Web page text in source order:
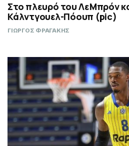
Στο πλευρό του ΛεΜπρόν
Κάλντγουελ-Πόουπ (pic)
ΓΙΩΡΓΟΣ ΦΡΑΓΑΚΗΣ